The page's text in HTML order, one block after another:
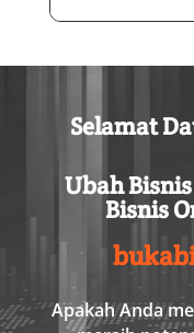
Selamat
UbahBisnis
Bisnis
ApakahAnda